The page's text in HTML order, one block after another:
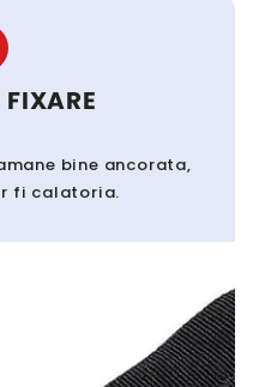
FIXARE
bine ancorata,
fi calatoria.